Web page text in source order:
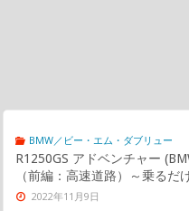
BMW／ビー・エム・ダブリュー
R1250GS アドベンチャー
（前編：高速道路）～乗るだ
2022年11月9日